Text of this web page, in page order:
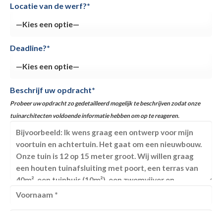
Locatie van de werf?*
Deadline?*
Beschrijf uw opdracht*
Probeer uw opdracht zo gedetailleerd mogelijk te beschrijven zodat onze
tuinarchitecten voldoende informatie hebben om op te reageren.